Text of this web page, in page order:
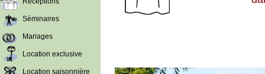
Séminaires
Mariages
Location exclusive
Location saisonnière